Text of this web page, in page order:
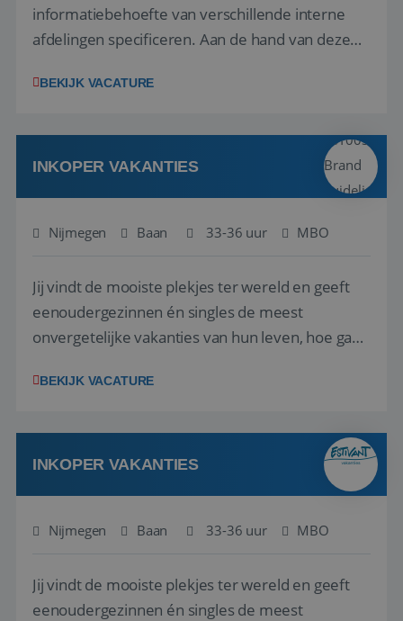
informatiebehoefte van verschillende interne
afdelingen specificeren. Aan de hand van deze
adviezen, rapportages en dashboards
producten ontwikkel je door middel van de data
uit ons datawa...
BEKIJK VACATURE
INKOPER VAKANTIES
Nijmegen Baan 33-36 uur MBO
Jij vindt de mooiste plekjes ter wereld en geeft
eenoudergezinnen én singles de meest
onvergetelijke vakanties van hun leven, hoe gaaf
net zo goed thuis is in een onderhandeling als op
in Europa? Dan is dit jouw kans. A...
BEKIJK VACATURE
INKOPER VAKANTIES
Nijmegen Baan 33-36 uur MBO
Jij vindt de mooiste plekjes ter wereld en geeft
eenoudergezinnen én singles de meest